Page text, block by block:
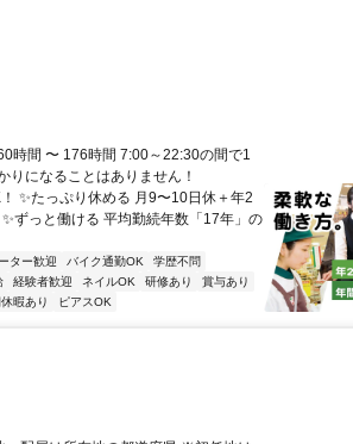
時間 〜 176時間 7:00～22:30の間で1
になることはありません！
✨たっぷり休める 月9〜10日休＋年2
ずっと働ける 平均勤続年数「17年」の
ター歓迎 バイク通勤OK
学歴不問
経験者歓迎 ネイルOK 研修あり
賞与あり
暇あり ピアスOK